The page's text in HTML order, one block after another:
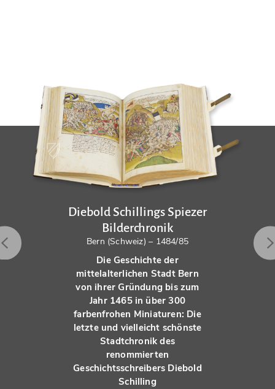
Diebold Schillings Spiezer
Bilderchronik
Bern (Schweiz) – 1484/85
Die Geschichte der
mittelalterlichen Stadt Bern
von ihrer Gründung bis zum
Jahr 1465 in über 300
farbenfrohen Miniaturen: Die
letzte und vielleicht schönste
Stadtchronik des
renommierten
Geschichtsschreibers Diebold
Schilling